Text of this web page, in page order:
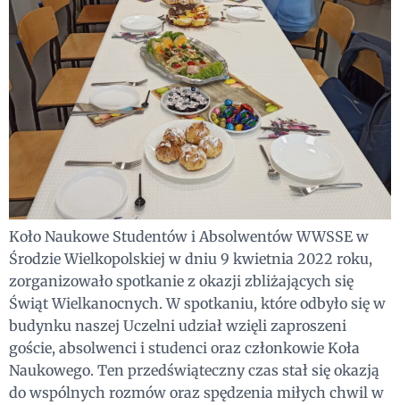
Koło Naukowe Studentów i Absolwentów WWSSE w
Środzie Wielkopolskiej w dniu 9 kwietnia 2022 roku,
zorganizowało spotkanie z okazji zbliżających się
Świąt Wielkanocnych. W spotkaniu, które odbyło się w
budynku naszej Uczelni udział wzięli zaproszeni
goście, absolwenci i studenci oraz członkowie Koła
Naukowego. Ten przedświąteczny czas stał się okazją
do wspólnych rozmów oraz spędzenia miłych chwil w